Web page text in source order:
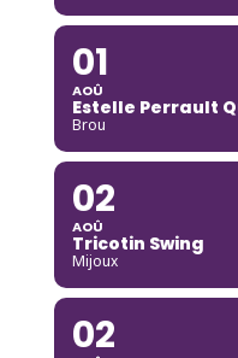
01
AOÛ
Estelle Perrault
Brou
02
AOÛ
Tricotin Swing
Mijoux
02